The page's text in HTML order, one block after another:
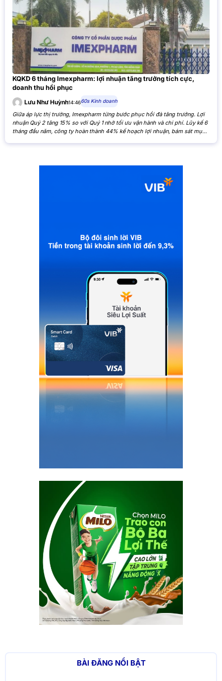
KQKD 6 tháng Imexpharm: lợi nhuận tăng trưởng tích cực,
doanh thu hồi phục
Lưu Như Huỳnh14:4660s Kinh doanh
Giữa áp lực thị trường, Imexpharm từng bước phục hồi đà tăng trưởng. Lợi
nhuận Quý 2 tăng 15% so với Quý 1 nhờ tối ưu vận hành và chi phí. Lũy kế 6
tháng đầu năm, công ty hoàn thành 44% kế hoạch lợi nhuận, bám sát mục
BÀI ĐĂNG NỔI BẬT